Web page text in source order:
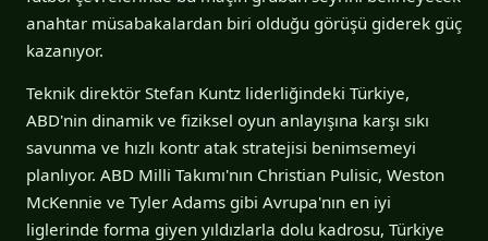
anahtar müsabakalardan biri olduğu görüşü giderek güç
kazanıyor.
Teknik direktör Stefan Kuntz liderliğindeki Türkiye,
ABD'nin dinamik ve fiziksel oyun anlayışına karşı sıkı
savunma ve hızlı kontr atak stratejisi benimsemeyi
planlıyor. ABD Milli Takımı'nın Christian Pulisic, Weston
McKennie ve Tyler Adams gibi Avrupa'nın en iyi
liglerinde forma giyen yıldızlarla dolu kadrosu, Türkiye